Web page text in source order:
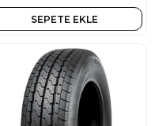
SEPETE EKLE